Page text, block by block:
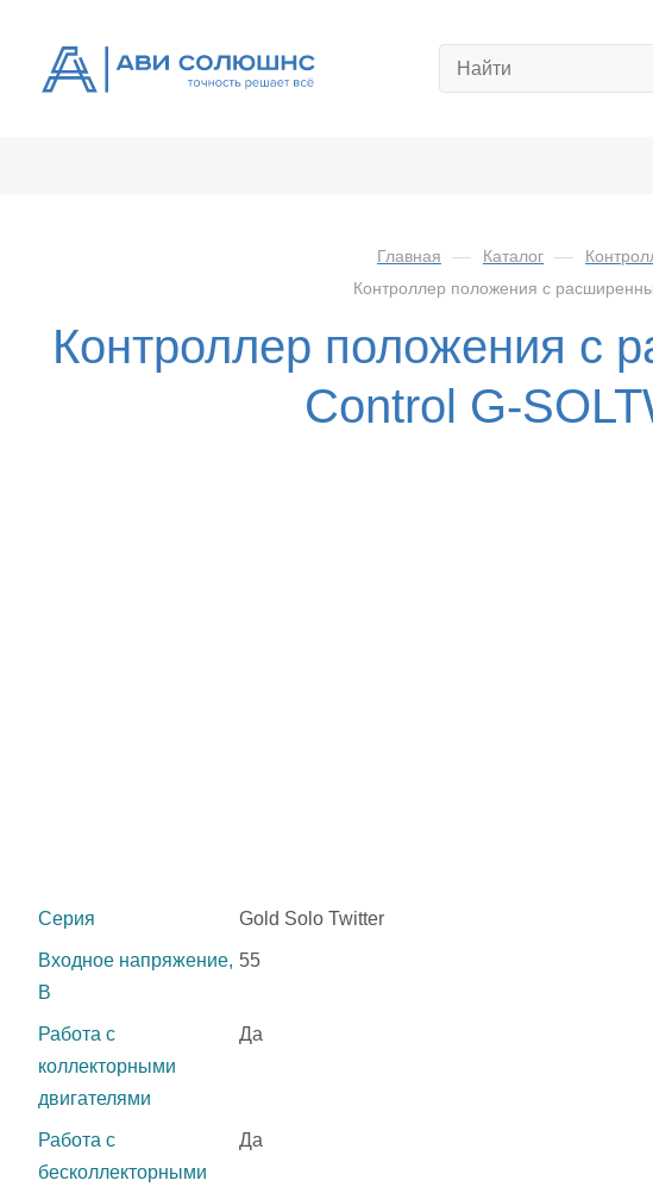
Главная — Каталог —
Контроллер положения с
Контроллер положения с
Control G-
Серия Gold Solo Twitter
Входное напряжение,
В
55
Работа с
коллекторными
двигателями
Да
Работа с
бесколлекторными
Да